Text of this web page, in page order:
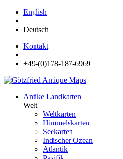
English
|
Deutsch
Kontakt
|
+49-(0)178-187-6969 |
Antike Landkarten
Welt
Weltkarten
Himmelskarten
Seekarten
Indischer Ozean
Atlantik